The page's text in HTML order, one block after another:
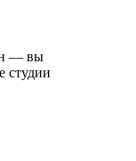
— вы
студии